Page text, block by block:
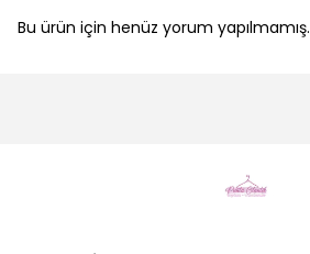
Bu ürün için henüz yorum yapılmamış.